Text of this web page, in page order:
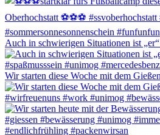
Auch in schwierigen Situationen ist
Wir starten diese Woche mit dem